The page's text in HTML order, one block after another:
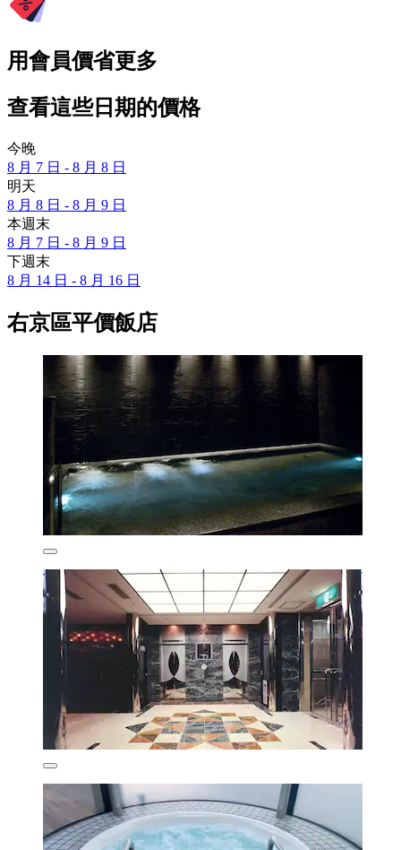
用會員價省更多
查看這些日期的價格
今晚
8 月 7 日 - 8 月 8 日
明天
8 月 8 日 - 8 月 9 日
本週末
8 月 7 日 - 8 月 9 日
下週末
8 月 14 日 - 8 月 16 日
右京區平價飯店